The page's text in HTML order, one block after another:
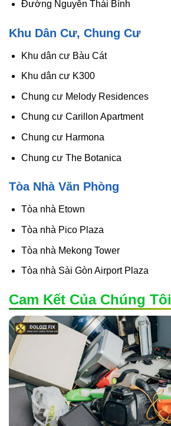
Đường Nguyễn Thái Bình
Khu Dân Cư, Chung Cư
Khu dân cư Bàu Cát
Khu dân cư K300
Chung cư Melody Residences
Chung cư Carillon Apartment
Chung cư Harmona
Chung cư The Botanica
Tòa Nhà Văn Phòng
Tòa nhà Etown
Tòa nhà Pico Plaza
Tòa nhà Mekong Tower
Tòa nhà Sài Gòn Airport Plaza
Cam Kết Của Chúng Tôi